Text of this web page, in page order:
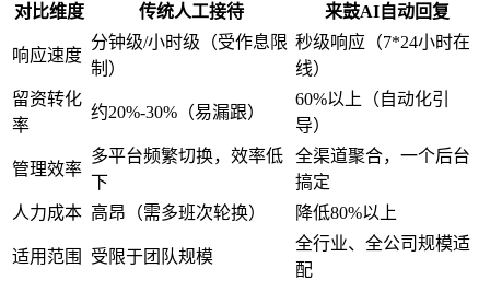
对比维度 传统人工接待 来鼓AI自动回复
响应速度
分钟级/小时级（受作息限
制）
秒级响应（7*24小时在
线）
留资转化
率
约20%-30%（易漏跟）
60%以上（自动化引
导）
管理效率
多平台频繁切换，效率低
下
全渠道聚合，一个后台
搞定
人力成本 高昂（需多班次轮换） 降低80%以上
适用范围 受限于团队规模
全行业、全公司规模适
配